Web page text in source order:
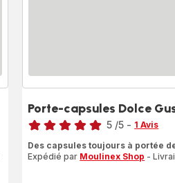
Porte-capsules Dolce
Note
5
étoiles
5 /5 - 1 Avis
Des capsules toujours à portée
Expédié par Moulinex Shop -